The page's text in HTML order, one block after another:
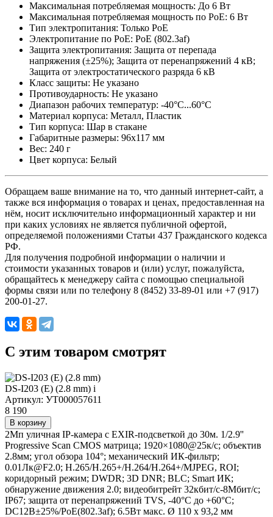
Максимальная потребляемая мощность: До 6 Вт
Максимальная потребляемая мощность по PoE: 6 Вт
Тип электропитания: Только PoE
Электропитание по PoE: PoE (802.3af)
Защита электропитания: Защита от перепада
напряжения (±25%); Защита от перенапряжений 4 кВ;
Защита от электростатического разряда 6 кВ
Класс защиты: Не указано
Противоударность: Не указано
Диапазон рабочих температур: -40°С...60°С
Материал корпуса: Металл, Пластик
Тип корпуса: Шар в стакане
Габаритные размеры: 96х117 мм
Вес: 240 г
Цвет корпуса: Белый
Обращаем ваше внимание на то, что данный интернет-сайт, а
также вся информация о товарах и ценах, предоставленная на
нём, носит исключительно информационный характер и ни
при каких условиях не является публичной офертой,
определяемой положениями Статьи 437 Гражданского кодекса
РФ.
Для получения подробной информации о наличии и
стоимости указанных товаров и (или) услуг, пожалуйста,
обращайтесь к менеджеру сайта с помощью специальной
формы связи или по телефону 8 (8452) 33-89-01 или +7 (917)
200-01-27.
C этим товаром смотрят
DS-I203 (E) (2.8 mm) i
Артикул: УТ000057611
8 190
В корзину
2Мп уличная IP-камера с EXIR-подсветкой до 30м. 1/2.9''
Progressive Scan CMOS матрица; 1920×1080@25к/с; объектив
2.8мм; угол обзора 104°; механический ИК-фильтр;
0.01Лк@F2.0; H.265/H.265+/H.264/H.264+/MJPEG, ROI;
коридорный режим; DWDR; 3D DNR; BLC; Smart ИК;
обнаружение движения 2.0; видеобитрейт 32кбит/с-8Мбит/с;
IP67; защита от перенапряжений TVS, -40°C до +60°C;
DC12В±25%/PoE(802.3af); 6.5Вт макс. Ø 110 х 93,2 мм